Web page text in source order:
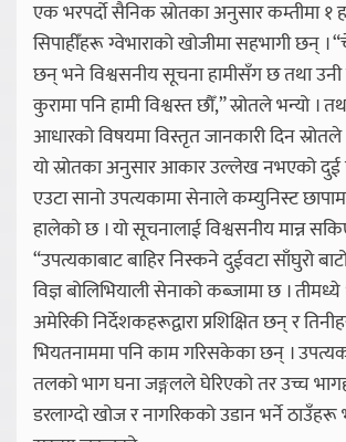
एक भरपर्दो सैनिक स्रोतका अनुसार कम्तीमा १
सिपाहीँहरू ग्वेभाराको खोजीमा सहभागी छन् ।
छन् भने विश्वसनीय सूचना हामीसँग छ तथा
कुरामा पनि हामी विश्वस्त छौँ,” स्रोतले भन्यो ।
आधारको विषयमा विस्तृत जानकारी दिन स्रोतले
यो स्रोतका अनुसार आकार उल्लेख नभएको दुई
एउटा सानो उपत्यकामा सेनाले कम्युनिस्ट
हालेको छ । यो सूचनालाई विश्वसनीय मान्न
“उपत्यकाबाट बाहिर निस्कने दुईवटा साँघुरो
विज्ञ बोलिभियाली सेनाको कब्जामा छ ।
अमेरिकी निर्देशकहरूद्वारा प्रशिक्षित छन् र
भियतनाममा पनि काम गरिसकेका छन् ।
तलको भाग घना जङ्गलले घेरिएको तर उच्च
डरलाग्दो खोज र नागरिकको उडान भर्ने ठाउँहरू